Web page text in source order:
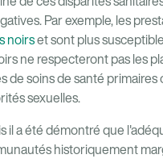
Par exemple, les
noirset sont plus
ne respecteront pas les
de soins de santé
sexuelles.
il a été démontré que
historiquement